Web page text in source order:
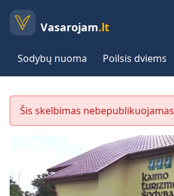
Vasarojam.lt
Sodybų nuoma Poilsis dviems
Šis skelbimas nebepublikuojamas